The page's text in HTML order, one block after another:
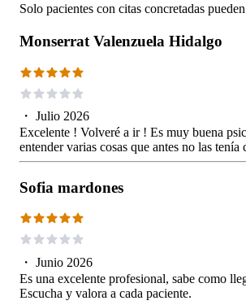
Solo pacientes con citas concretadas
Monserrat Valenzuela Hidalgo
・ Julio 2026
Excelente ! Volveré a ir ! Es muy buena
entender varias cosas que antes no las
Sofia mardones
・ Junio 2026
Es una excelente profesional, sabe como
Escucha y valora a cada paciente.